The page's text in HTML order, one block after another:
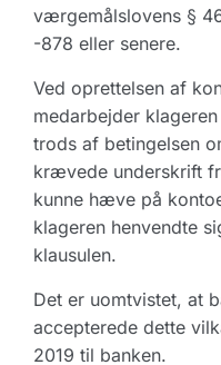
værgemålslovens §
-878 eller senere.
Ved oprettelsen af
medarbejder
trods af betingelsen
krævede underskrift
kunne hæve på
klageren henvendte
klausulen.
Det er uomtvistet, at
accepterede dette
2019 til banken.